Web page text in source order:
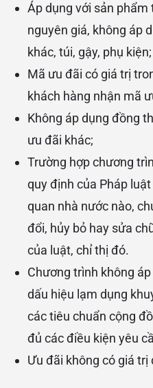
Áp dụng với sản phẩm
nguyên giá, không áp
khác, túi, gậy, phụ kiện;
Mã ưu đãi có giá trị
khách hàng nhận mã
Không áp dụng đồng
ưu đãi khác;
Trường hợp chương
quy định của Pháp
quan nhà nước nào,
đổi, hủy bỏ hay sửa
của luật, chỉ thị đó.
Chương trình không
dấu hiệu lạm dụng
các tiêu chuẩn cộng
đủ các điều kiện yêu
Ưu đãi không có giá